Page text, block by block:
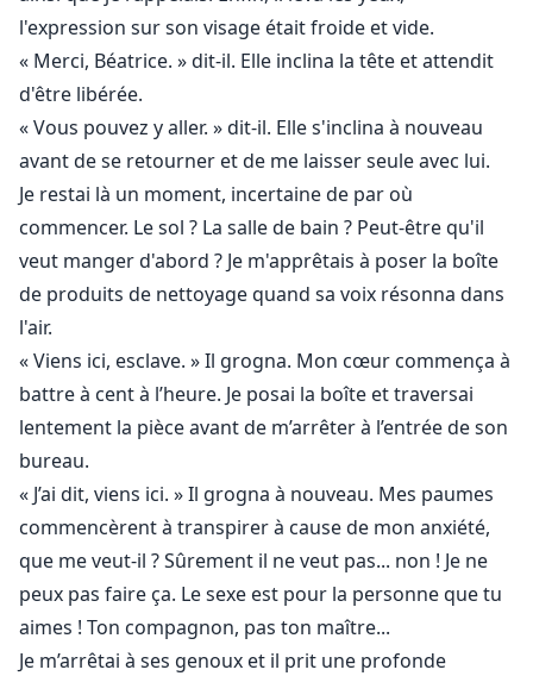
l'expression sur son visage était froide et vide.
« Merci, Béatrice. » dit-il. Elle inclina la tête et attendit
d'être libérée.
« Vous pouvez y aller. » dit-il. Elle s'inclina à nouveau
avant de se retourner et de me laisser seule avec lui.
Je restai là un moment, incertaine de par où
commencer. Le sol ? La salle de bain ? Peut-être qu'il
veut manger d'abord ? Je m'apprêtais à poser la boîte
de produits de nettoyage quand sa voix résonna dans
l'air.
« Viens ici, esclave. » Il grogna. Mon cœur commença à
battre à cent à l’heure. Je posai la boîte et traversai
lentement la pièce avant de m’arrêter à l’entrée de son
bureau.
« J’ai dit, viens ici. » Il grogna à nouveau. Mes paumes
commencèrent à transpirer à cause de mon anxiété,
que me veut-il ? Sûrement il ne veut pas... non ! Je ne
peux pas faire ça. Le sexe est pour la personne que tu
aimes ! Ton compagnon, pas ton maître...
Je m’arrêtai à ses genoux et il prit une profonde